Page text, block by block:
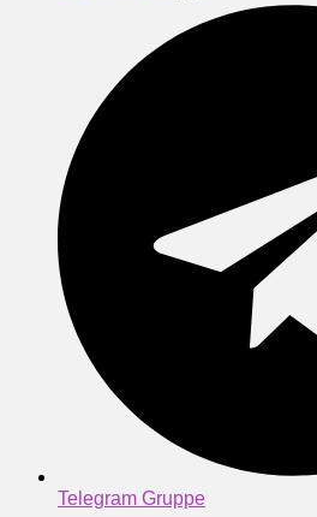
Telegram Gruppe